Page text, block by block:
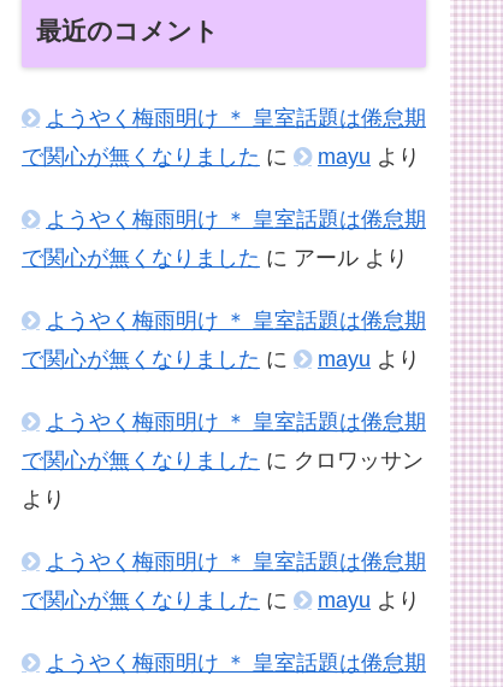
最近のコメント
ようやく梅雨明け ＊ 皇室話題は倦怠期
で関心が無くなりました に mayu より
ようやく梅雨明け ＊ 皇室話題は倦怠期
で関心が無くなりました に アール より
ようやく梅雨明け ＊ 皇室話題は倦怠期
で関心が無くなりました に mayu より
ようやく梅雨明け ＊ 皇室話題は倦怠期
で関心が無くなりました に クロワッサン
より
ようやく梅雨明け ＊ 皇室話題は倦怠期
で関心が無くなりました に mayu より
ようやく梅雨明け ＊ 皇室話題は倦怠期